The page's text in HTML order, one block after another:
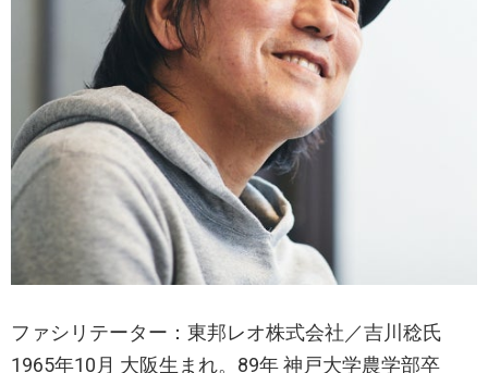
ファシリテーター：東邦レオ株式会社／吉川稔氏
1965年10月 大阪生まれ。89年 神戸大学農学部卒